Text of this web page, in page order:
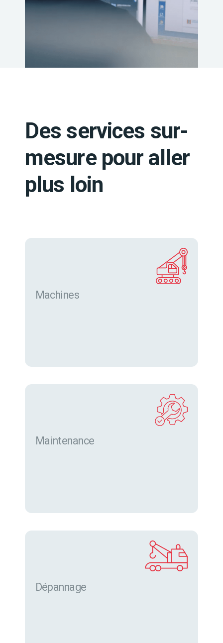
Des services sur-
mesure pour aller
plus loin
Machines
Maintenance
Dépannage